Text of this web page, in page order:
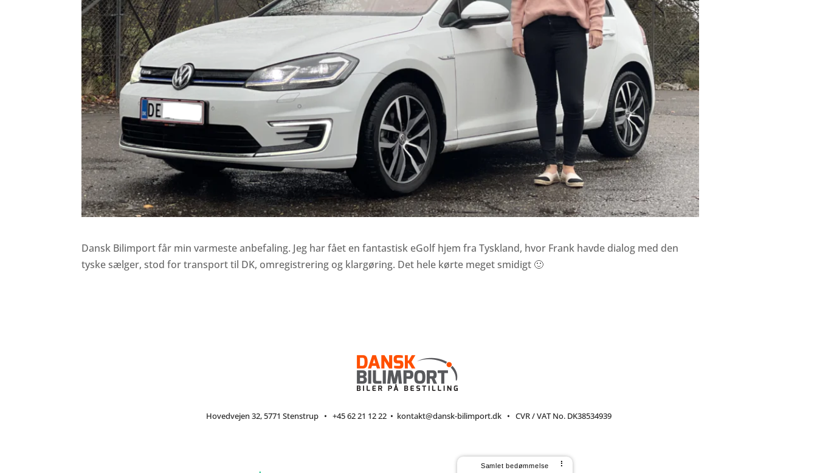
Dansk Bilimport får min varmeste anbefaling. Jeg har fået en fantastisk eGolf hjem fra Tyskland, hvor Frank havde dialog med den
tyske sælger, stod for transport til DK, omregistrering og klargøring. Det hele kørte meget smidigt 🙂
Hovedvejen 32, 5771 Stenstrup• +45 62 21 12 22• kontakt@dansk-bilimport.dk• CVR / VAT No. DK38534939
Samlet bedømmelse ⠇